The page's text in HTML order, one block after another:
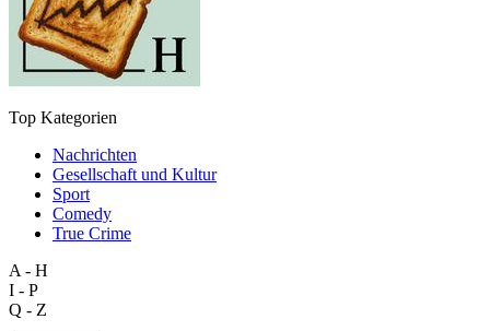
Top Kategorien
Nachrichten
Gesellschaft und Kultur
Sport
Comedy
True Crime
A - H
I - P
Q - Z